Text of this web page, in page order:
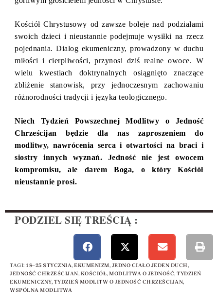
Kościół Chrystusowy od zawsze boleje nad podziałami
swoich dzieci i nieustannie podejmuje wysiłki na rzecz
pojednania. Dialog ekumeniczny, prowadzony w duchu
miłości i cierpliwości, przynosi dziś realne owoce. W
wielu kwestiach doktrynalnych osiągnięto znaczące
zbliżenie stanowisk, przy jednoczesnym zachowaniu
różnorodności tradycji i języka teologicznego.
Niech Tydzień Powszechnej Modlitwy o Jedność
Chrześcijan będzie dla nas zaproszeniem do
modlitwy, nawrócenia serca i otwartości na braci i
siostry innych wyznań. Jedność nie jest owocem
kompromisu, ale darem Boga, o który Kościół
nieustannie prosi.
PODZIEL SIĘ TREŚCIĄ :
TAGI: 18–25 STYCZNIA, EKUMENIZM, JEDNO CIAŁO JEDEN DUCH ,
JEDNOŚĆ CHRZEŚCIJAN, KOŚCIÓŁ, MODLITWA O JEDNOŚĆ, TYDZIEŃ
EKUMENICZNY, TYDZIEŃ MODLITW O JEDNOŚĆ CHRZEŚCIJAN,
WSPÓLNA MODLITWA